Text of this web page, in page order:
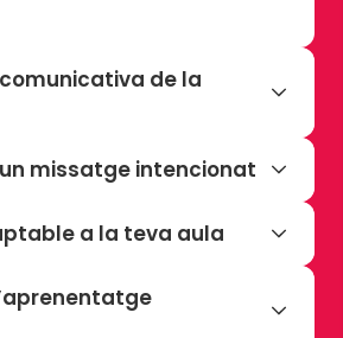
de la
de les habilitats lingüístiques
qualsevol finalitat.
missatge intencionat
un missatge que
sobre el propi procés de
a la teva aula
bàsics de la matèria de